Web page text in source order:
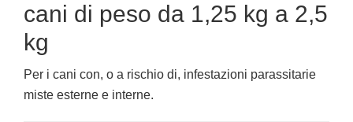
cani di peso da 1,25 kg a 2,5
kg
Per i cani con, o a rischio di, infestazioni parassitarie
miste esterne e interne.